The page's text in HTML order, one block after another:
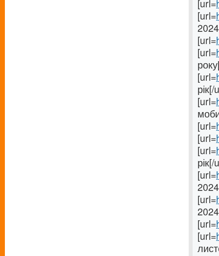
[url=
[url=
[url=
[url=
[url=
рік[/
[url=
[url=
[url=
[url=
рік[/
[url=
[url=
[url=
[url=